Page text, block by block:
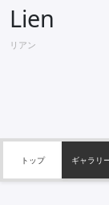
Lien
リアン
トップ ギャラリ